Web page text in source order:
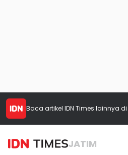
Baca artikel IDN Times lainnya di
JATIM